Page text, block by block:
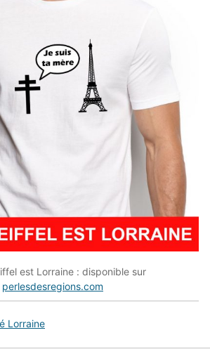
est Lorraine : disponible sur
perlesdesregions.com
Lorraine